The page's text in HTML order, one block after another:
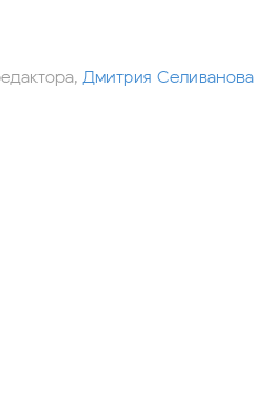
Дмитрия Селиванова